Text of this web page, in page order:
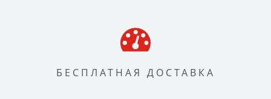
БЕСПЛАТНАЯ ДОСТАВКА